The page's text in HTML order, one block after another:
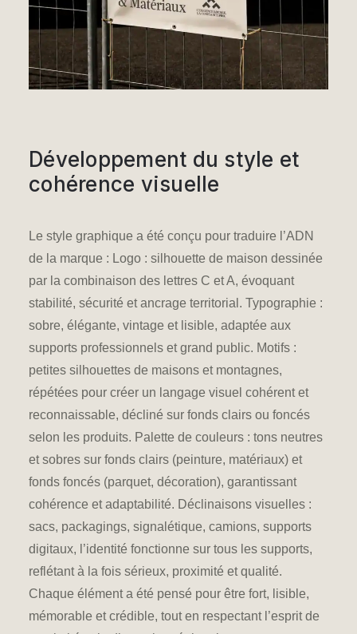
Développement du style et
cohérence visuelle
Le style graphique a été conçu pour traduire l’ADN
de la marque : Logo : silhouette de maison dessinée
par la combinaison des lettres C et A, évoquant
stabilité, sécurité et ancrage territorial. Typographie :
sobre, élégante, vintage et lisible, adaptée aux
supports professionnels et grand public. Motifs :
petites silhouettes de maisons et montagnes,
répétées pour créer un langage visuel cohérent et
reconnaissable, décliné sur fonds clairs ou foncés
selon les produits. Palette de couleurs : tons neutres
et sobres sur fonds clairs (peinture, matériaux) et
fonds foncés (parquet, décoration), garantissant
cohérence et adaptabilité. Déclinaisons visuelles :
sacs, packagings, signalétique, camions, supports
digitaux, l’identité fonctionne sur tous les supports,
reflétant à la fois sérieux, proximité et qualité.
Chaque élément a été pensé pour être fort, lisible,
mémorable et crédible, tout en respectant l’esprit de